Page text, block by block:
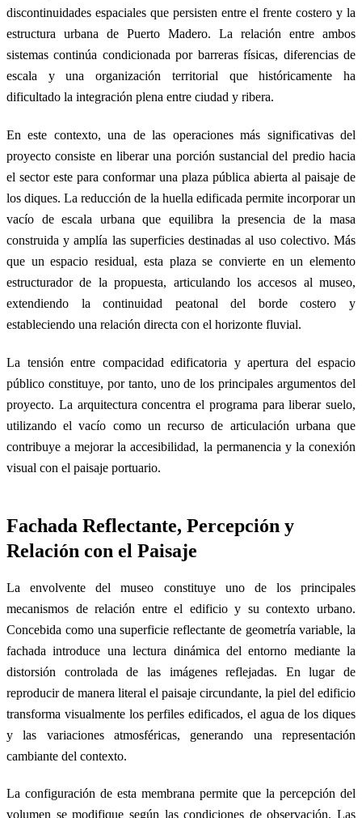
discontinuidades espaciales que persisten entre el frente costero y la
estructura urbana de Puerto Madero. La relación entre ambos
sistemas continúa condicionada por barreras físicas, diferencias de
escala y una organización territorial que históricamente ha
dificultado la integración plena entre ciudad y ribera.
En este contexto, una de las operaciones más significativas del
proyecto consiste en liberar una porción sustancial del predio hacia
el sector este para conformar una plaza pública abierta al paisaje de
los diques. La reducción de la huella edificada permite incorporar un
vacío de escala urbana que equilibra la presencia de la masa
construida y amplía las superficies destinadas al uso colectivo. Más
que un espacio residual, esta plaza se convierte en un elemento
estructurador de la propuesta, articulando los accesos al museo,
extendiendo la continuidad peatonal del borde costero y
estableciendo una relación directa con el horizonte fluvial.
La tensión entre compacidad edificatoria y apertura del espacio
público constituye, por tanto, uno de los principales argumentos del
proyecto. La arquitectura concentra el programa para liberar suelo,
utilizando el vacío como un recurso de articulación urbana que
contribuye a mejorar la accesibilidad, la permanencia y la conexión
visual con el paisaje portuario.
Fachada Reflectante, Percepción y
Relación con el Paisaje
La envolvente del museo constituye uno de los principales
mecanismos de relación entre el edificio y su contexto urbano.
Concebida como una superficie reflectante de geometría variable, la
fachada introduce una lectura dinámica del entorno mediante la
distorsión controlada de las imágenes reflejadas. En lugar de
reproducir de manera literal el paisaje circundante, la piel del edificio
transforma visualmente los perfiles edificados, el agua de los diques
y las variaciones atmosféricas, generando una representación
cambiante del contexto.
La configuración de esta membrana permite que la percepción del
volumen se modifique según las condiciones de observación. Las